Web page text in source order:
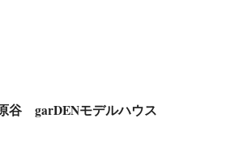
谷 garDENモデルハウス